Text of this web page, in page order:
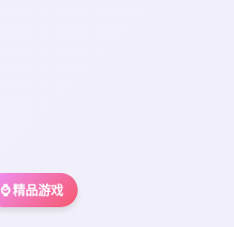
⌚ 精品游戏